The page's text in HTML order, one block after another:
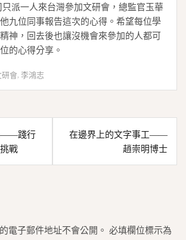
派一人來台灣參加文研會，總監官玉華
九位同事報告這次的心得。希望每位學
神，回去後也讓沒機會來參加的人都可
的心得分享。
研會, 李鴻志
——踐行
戰
在邊界上的文字事工——
趙崇明博士
電子郵件地址不會公開。 必填欄位標示為